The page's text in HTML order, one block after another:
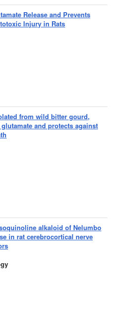
Release and Prevents
Injury in Rats
from wild bitter gourd,
and protects against
alkaloid of Nelumbo
in rat cerebrocortical nerve